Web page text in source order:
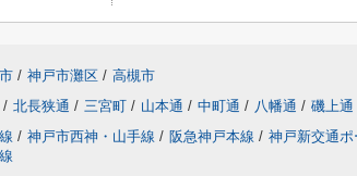
/ 神戸市灘区 / 高槻市
/ 北長狭通 / 三宮町 / 山本通 / 中町通 / 八幡通 / 磯上通
/ 神戸市西神・山手線 / 阪急神戸本線 / 神戸新交通